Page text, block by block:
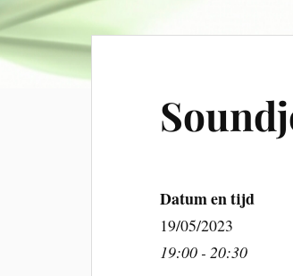
Datum en tijd
19/05/2023
19:00 - 20:30